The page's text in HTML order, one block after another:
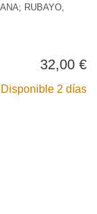
; RUBAYO,
32,00 €
Disponible 2 días